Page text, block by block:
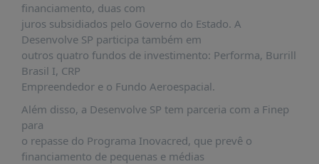
financiamento, duas com
juros subsidiados pelo Governo do Estado. A
Desenvolve SP participa também em
outros quatro fundos de investimento: Performa, Burrill
Brasil I, CRP
Empreendedor e o Fundo Aeroespacial.
Além disso, a Desenvolve SP tem parceria com a Finep
para
o repasse do Programa Inovacred, que prevê o
financiamento de pequenas e médias